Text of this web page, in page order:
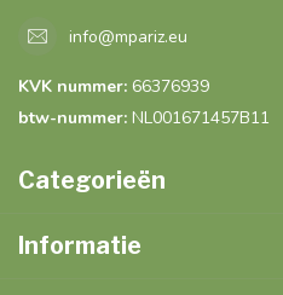
info@mpariz.eu
KVK nummer: 66376939
btw-nummer: NL001671457B11
Categorieën
Informatie